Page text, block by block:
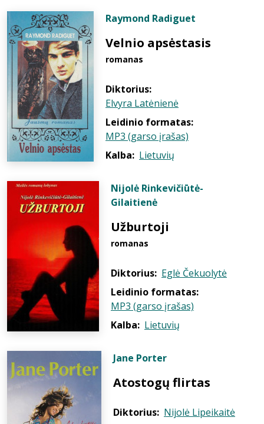
Raymond Radiguet
Velnio apsėstasis
romanas
Diktorius:
Elvyra Latėnienė
Leidinio formatas:
MP3 (garso įrašas)
Kalba: Lietuvių
Nijolė Rinkevičiūtė-
Gilaitienė
Užburtoji
romanas
Diktorius: Eglė Čekuolytė
Leidinio formatas:
MP3 (garso įrašas)
Kalba: Lietuvių
Jane Porter
Atostogų flirtas
Diktorius: Nijolė Lipeikaitė